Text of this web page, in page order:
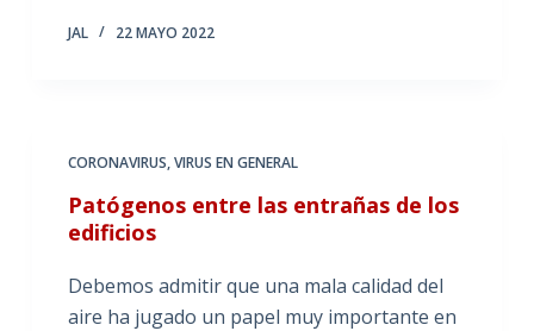
JAL 22 MAYO 2022
CORONAVIRUS,VIRUS EN GENERAL
Patógenos entre las entrañas de los
edificios
Debemos admitir que una mala calidad del
aire ha jugado un papel muy importante en